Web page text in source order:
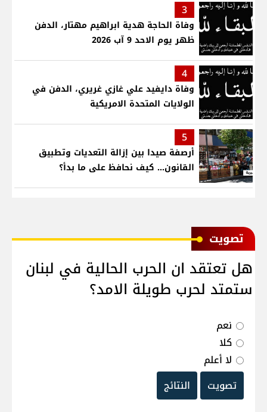
3
وفاة الحاجة هدية ابراهيم مهتار، الدفن
ظهر يوم الاحد 9 آب 2026
4
وفاة دايفيد علي غازي غريري، الدفن في
الولايات المتحدة الامريكية
5
أرصفة صيدا بين إزالة التعديات وتطبيق
القانون... كيف نحافظ على ما بدأ؟
ﺗﺼﻮﻳﺖ
هل تعتقد ان الحرب الحالية في لبنان
ستمتد لحرب طويلة الامد؟
نعم
كلا
لا أعلم
تصويت
النتائج